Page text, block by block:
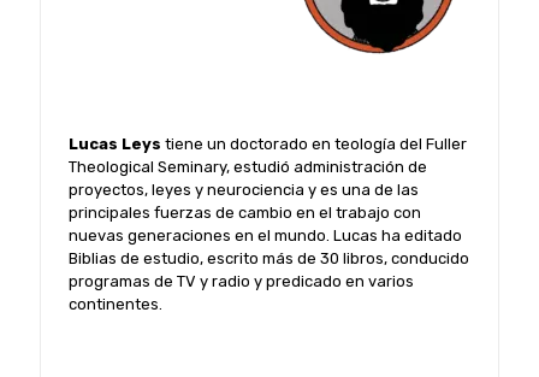
Lucas Leys tiene un doctorado en teología del Fuller
Theological Seminary, estudió administración de
proyectos, leyes y neurociencia y es una de las
principales fuerzas de cambio en el trabajo con
nuevas generaciones en el mundo. Lucas ha editado
Biblias de estudio, escrito más de 30 libros, conducido
programas de TV y radio y predicado en varios
continentes.